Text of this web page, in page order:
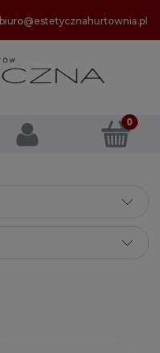
biuro@estetycznahurtownia.pl